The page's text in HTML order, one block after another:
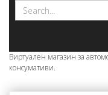
Виртуален магазин за
консумативи.